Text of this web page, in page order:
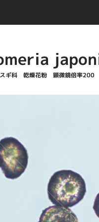
科 乾燥花粉 顕微鏡倍率200